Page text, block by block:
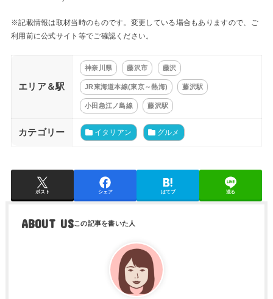
※記載情報は取材当時のものです。変更している場合もありますので、ご
利用前に公式サイト等でご確認ください。
エリア＆駅
神奈川県 藤沢市 藤沢
JR東海道本線(東京～熱海) 藤沢駅
小田急江ノ島線 藤沢駅
カテゴリー イタリアン グルメ
ポスト シェア はてブ 送る
ABOUT US